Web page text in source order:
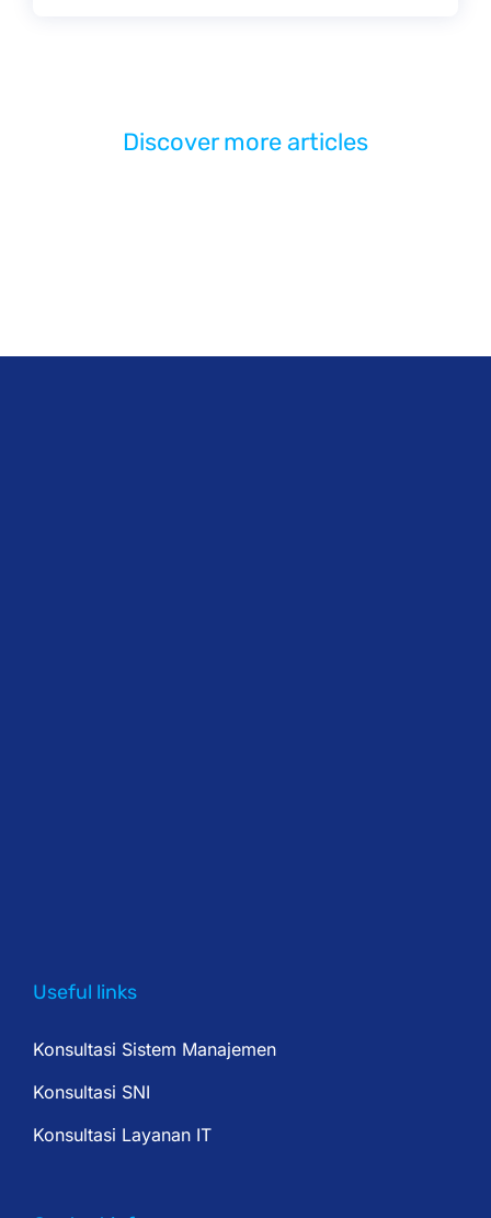
Discover more articles
Useful links
Konsultasi Sistem Manajemen
Konsultasi SNI
Konsultasi Layanan IT